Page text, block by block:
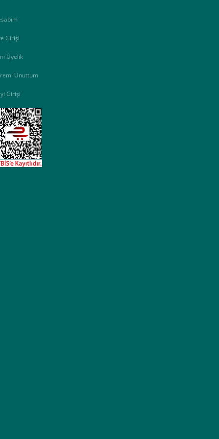
Girişi
Üyelik
Unuttum
Girişi